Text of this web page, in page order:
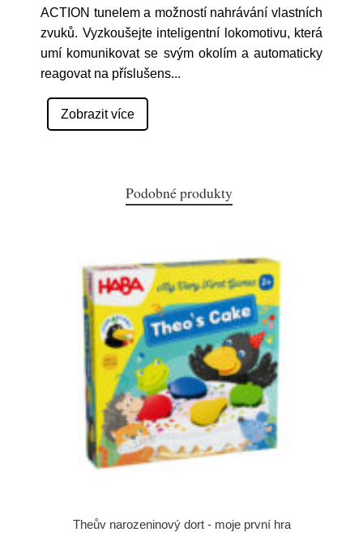
ACTION tunelem a možností nahrávání vlastních
zvuků. Vyzkoušejte inteligentní lokomotivu, která
umí komunikovat se svým okolím a automaticky
reagovat na příslušens...
Zobrazit více
Podobné produkty
Theův narozeninový dort - moje první hra